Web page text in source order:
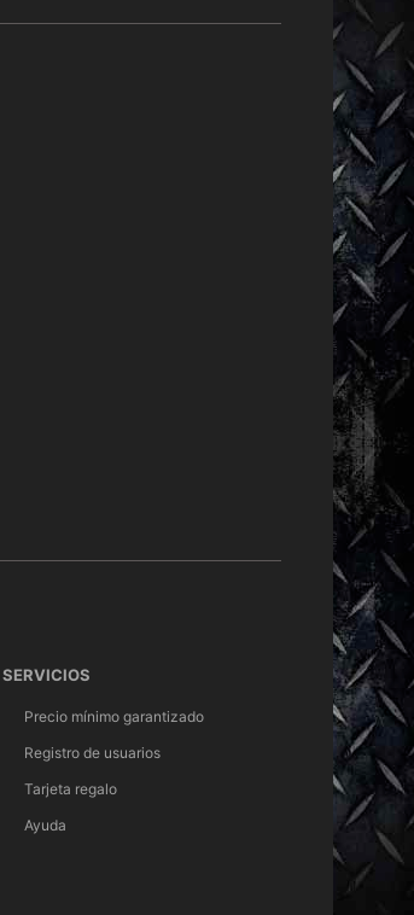
SERVICIOS
Precio mínimo garantizado
Registro de usuarios
Tarjeta regalo
Ayuda